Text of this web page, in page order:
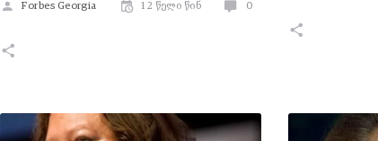
Forbes Georgia 12 წელი წინ 0